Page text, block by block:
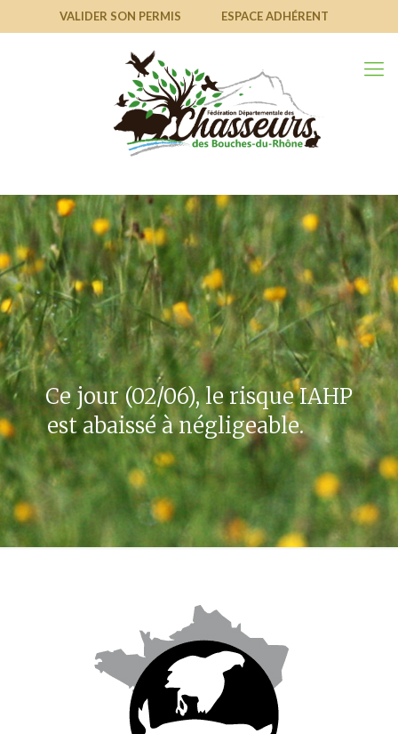
VALIDER SON PERMIS ESPACE ADHÉRENT
Ce jour (02/06), le risque IAHP
est abaissé à négligeable.‌ ­‌ ­‌ ­‌